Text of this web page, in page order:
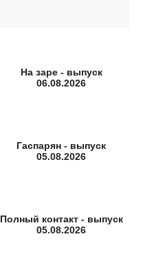
На заре - выпуск
06.08.2026
Гаспарян - выпуск
05.08.2026
Полный контакт - выпуск
05.08.2026